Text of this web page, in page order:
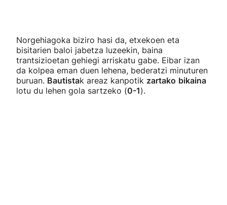
Norgehiagoka biziro hasi da, etxekoen eta
bisitarien baloi jabetza luzeekin, baina
trantsizioetan gehiegi arriskatu gabe. Eibar izan
da kolpea eman duen lehena, bederatzi minuturen
buruan. Bautistak areaz kanpotik zartako bikaina
lotu du lehen gola sartzeko (0-1).